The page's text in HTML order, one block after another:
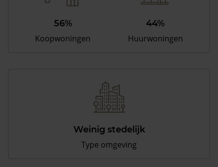
56%
Koopwoningen
44%
Huurwoningen
Weinig stedelijk
Type omgeving